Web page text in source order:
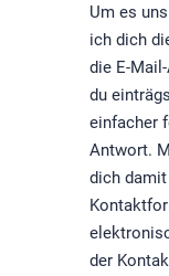
Um es
ich dich
die E-
du
einfacher
Antwort.
dich
der